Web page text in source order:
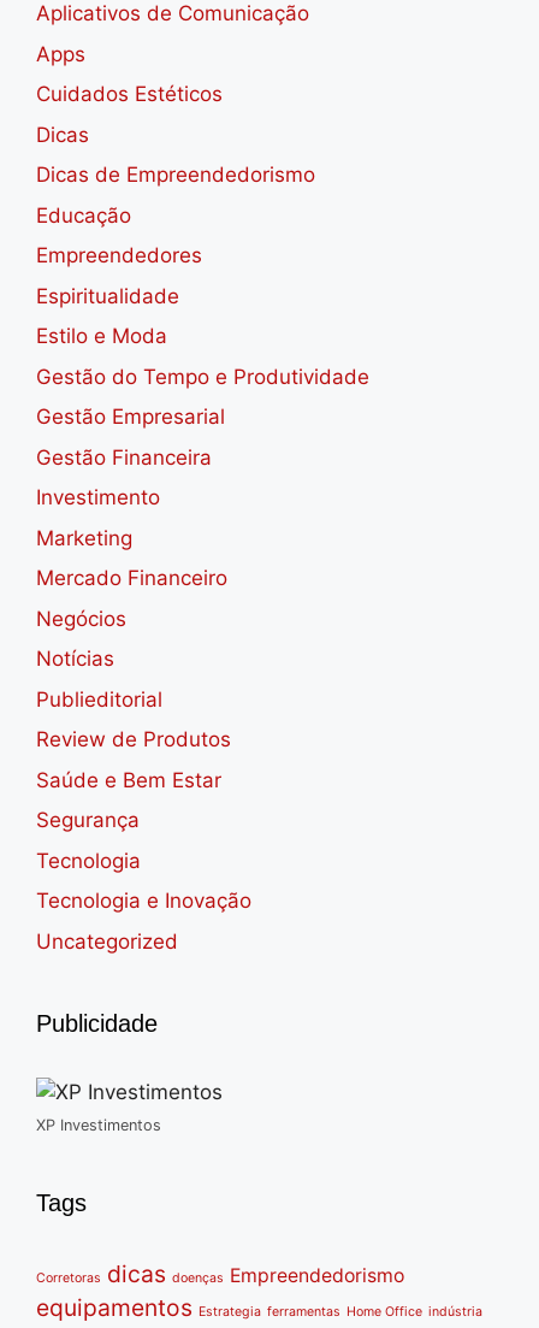
Aplicativos de Comunicação
Apps
Cuidados Estéticos
Dicas
Dicas de Empreendedorismo
Educação
Empreendedores
Espiritualidade
Estilo e Moda
Gestão do Tempo e Produtividade
Gestão Empresarial
Gestão Financeira
Investimento
Marketing
Mercado Financeiro
Negócios
Notícias
Publieditorial
Review de Produtos
Saúde e Bem Estar
Segurança
Tecnologia
Tecnologia e Inovação
Uncategorized
Publicidade
XP Investimentos
Tags
Corretoras dicas doenças Empreendedorismo
equipamentos Estrategia ferramentas Home Office indústria